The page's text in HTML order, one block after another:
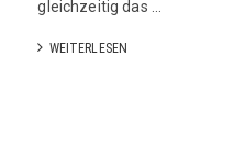
gleichzeitig das ...
WEITERLESEN